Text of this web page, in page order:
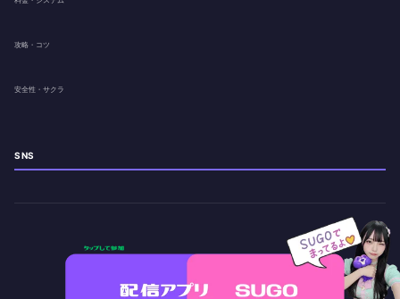
攻略・コツ
安全性・サクラ
SNS